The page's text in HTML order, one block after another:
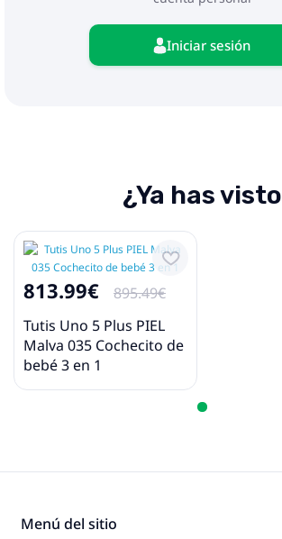
❤ peso del cuadro: 7,25 kg
❤ carga máxima: 22 kg
❤ adaptadores
❤ impermeable
❤ mosquitera
❤ portabotellas
❤ bolsa de compras
Iniciar sesión
¿Ya has visto
813.99€
895.49€
Tutis Uno 5 Plus PIEL
Malva 035 Cochecito de
bebé 3 en 1
Menú del sitio